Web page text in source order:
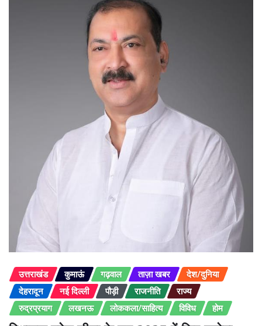
उत्तराखंड कुमाऊं गढ़वाल ताज़ा खबर
देश/दुनिया
देहरादून
नई दिल्ली पौड़ी राजनीति
राज्य
रुद्रप्रयाग
लखनऊ लोककला/साहित्य विविध होम